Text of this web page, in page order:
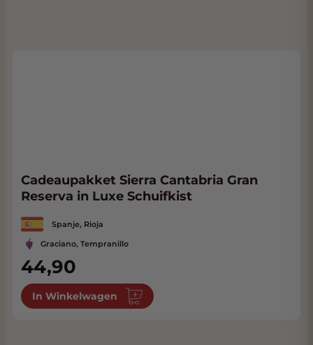
Cadeaupakket Sierra Cantabria Gran
Reserva in Luxe Schuifkist
Spanje, Rioja
Graciano, Tempranillo
44,90
In Winkelwagen